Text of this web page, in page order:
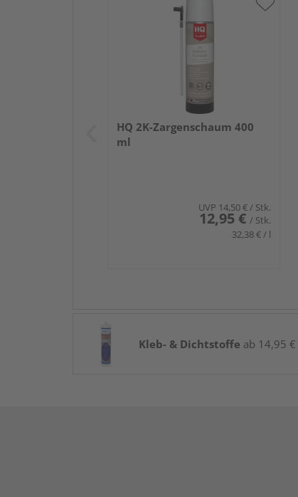
HQ 2K-Zargenschaum 400
ml
UVP 14,50 €/ Stk.
12,95 € / Stk.
32,38 € / l
Kleb- & Dichtstoffe ab 14,95